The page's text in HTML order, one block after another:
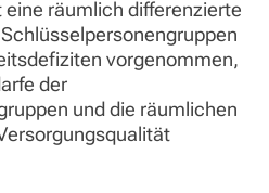
räumlich differenzierte
vorgenommen,
der
und die räumlichen